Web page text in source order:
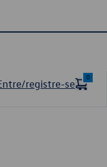
registre-se
0